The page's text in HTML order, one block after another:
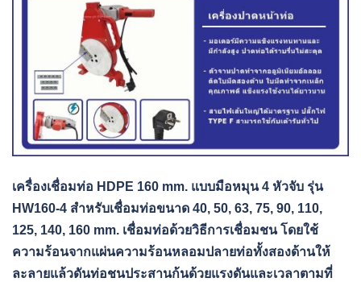
เครื่องเชื่อมท่อ HDPE 160 mm. แบบมือหมุน 4 หัวจับ รุ่น
HW160-4 สำหรับเชื่อมท่อขนาด 40, 50, 63, 75, 90, 110,
125, 140, 160 mm. เชื่อมท่อด้วยวิธีการเชื่อมชน โดยใช้
ความร้อนจากแผ่นความร้อนหลอมปลายท่อทั้งสองด้านให้
ละลายแล้วดันท่อชนประสานก้นด้วยแรงดันและเวลาตามที่